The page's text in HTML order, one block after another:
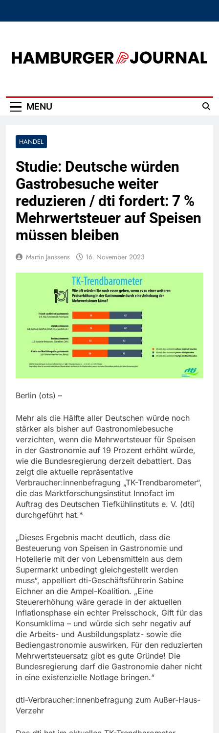
MENU
HANDEL
Studie: Deutsche würden
Gastrobesuche weiter
reduzieren / dti fordert: 7 %
Mehrwertsteuer auf Speisen
müssen bleiben
Martin Janssens 16. November 2023
Berlin (ots) –
Mehr als die Hälfte aller Deutschen würde noch
stärker als bisher auf Gastronomiebesuche
verzichten, wenn die Mehrwertsteuer für Speisen
in der Gastronomie auf 19 Prozent erhöht würde,
wie die Bundesregierung derzeit debattiert. Das
zeigt die aktuelle repräsentative
Verbraucher:innenbefragung „TK-Trendbarometer“,
die das Marktforschungsinstitut Innofact im
Auftrag des Deutschen Tiefkühlinstituts e. V. (dti)
durchgeführt hat.*
„Dieses Ergebnis macht deutlich, dass die
Besteuerung von Speisen in Gastronomie und
Hotellerie mit der von Lebensmitteln aus dem
Supermarkt unbedingt gleichgestellt werden
muss“, appelliert dti-Geschäftsführerin Sabine
Eichner an die Ampel-Koalition. „Eine
Steuererhöhung wäre gerade in der aktuellen
Inflationsphase ein echter Preisschock, Gift für das
Konsumklima – und würde sich sehr negativ auf
die Arbeits- und Ausbildungsplatz- sowie die
Bediengastronomie auswirken. Für den reduzierten
Mehrwertsteuersatz gibt es gute Gründe! Die
Bundesregierung darf die Gastronomie daher nicht
in eine existenzielle Notlage bringen.“
dti-Verbraucher:innenbefragung zum Außer-Haus-
Verzehr